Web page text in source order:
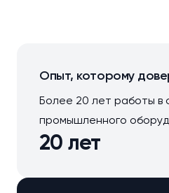
20 лет
Опыт, которому
Более 20 лет работы в
промышленного